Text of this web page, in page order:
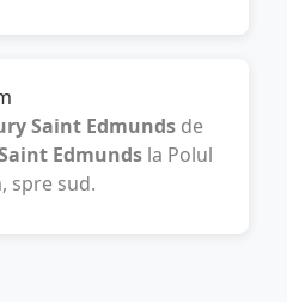
Saint Edmunds de
Edmunds la Polul
, spre sud.